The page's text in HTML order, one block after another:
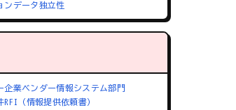
ンデータ独立性
企業ベンダー情報システム部門
RFI（情報提供依頼書）